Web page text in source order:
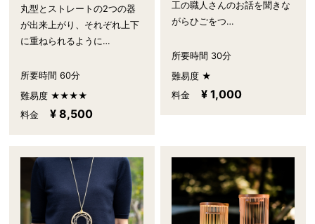
丸型とストレートの2つの器
が出来上がり、それぞれ上下
に重ねられるように…
所要時間 60分
難易度 ★★★★
料金
¥ 8,500
工の職人さんのお話を聞きな
がらひごをつ…
所要時間 30分
難易度 ★
料金
¥ 1,000